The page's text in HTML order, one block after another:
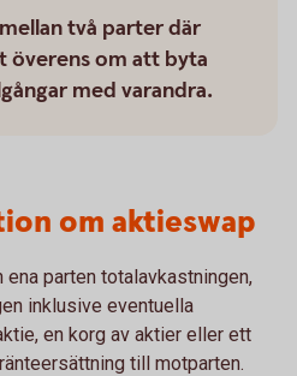
två parter där
överens om att byta
med varandra.
om aktieswap
parten totalavkastningen,
inklusive eventuella
en korg av aktier eller ett
till motparten.